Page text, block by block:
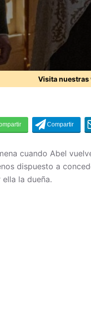
Visita nuestras
cuando Abel
dispuesto a
la dueña.